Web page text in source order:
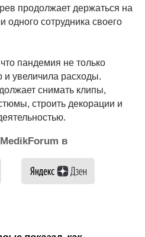
продолжает держаться на
одного сотрудника своего
пандемия не только
и увеличила расходы.
снимать клипы,
строить декорации и
в